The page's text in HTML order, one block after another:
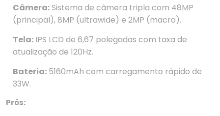
Câmera:Sistema de câmera tripla com 48MP
(principal), 8MP (ultrawide) e 2MP (macro).
Tela: IPS LCD de 6,67 polegadas com taxa de
atualização de 120Hz.
Bateria: 5160mAh com carregamento rápido de
33W.
Prós: